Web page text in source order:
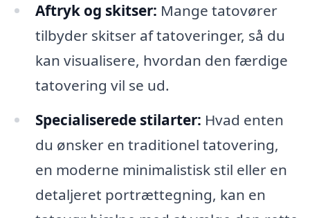
Aftryk og skitser: Mange tatovører
tilbyder skitser af tatoveringer, så du
kan visualisere, hvordan den færdige
tatovering vil se ud.
Specialiserede stilarter: Hvad enten
du ønsker en traditionel tatovering,
en moderne minimalistisk stil eller en
detaljeret portrættegning, kan en